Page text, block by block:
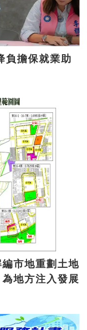
市地重劃土地
地方注入發展